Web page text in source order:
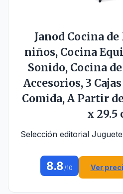
Janod Cocina
niños, Cocina
Sonido, Cocina
Accesorios, 3
Comida, A Partir
x 29.5
Selección editorial
8.8 /10 Ver